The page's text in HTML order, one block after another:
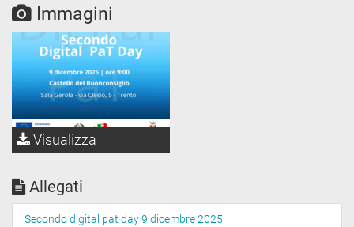
Immagini
Visualizza
Allegati
Secondo digital pat day 9 dicembre 2025